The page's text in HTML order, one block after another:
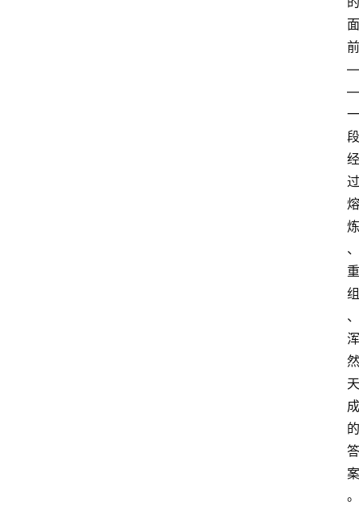
面
前
—
—
一
段
经
过
熔
炼
、
重
组
、
浑
然
天
成
的
答
案
。